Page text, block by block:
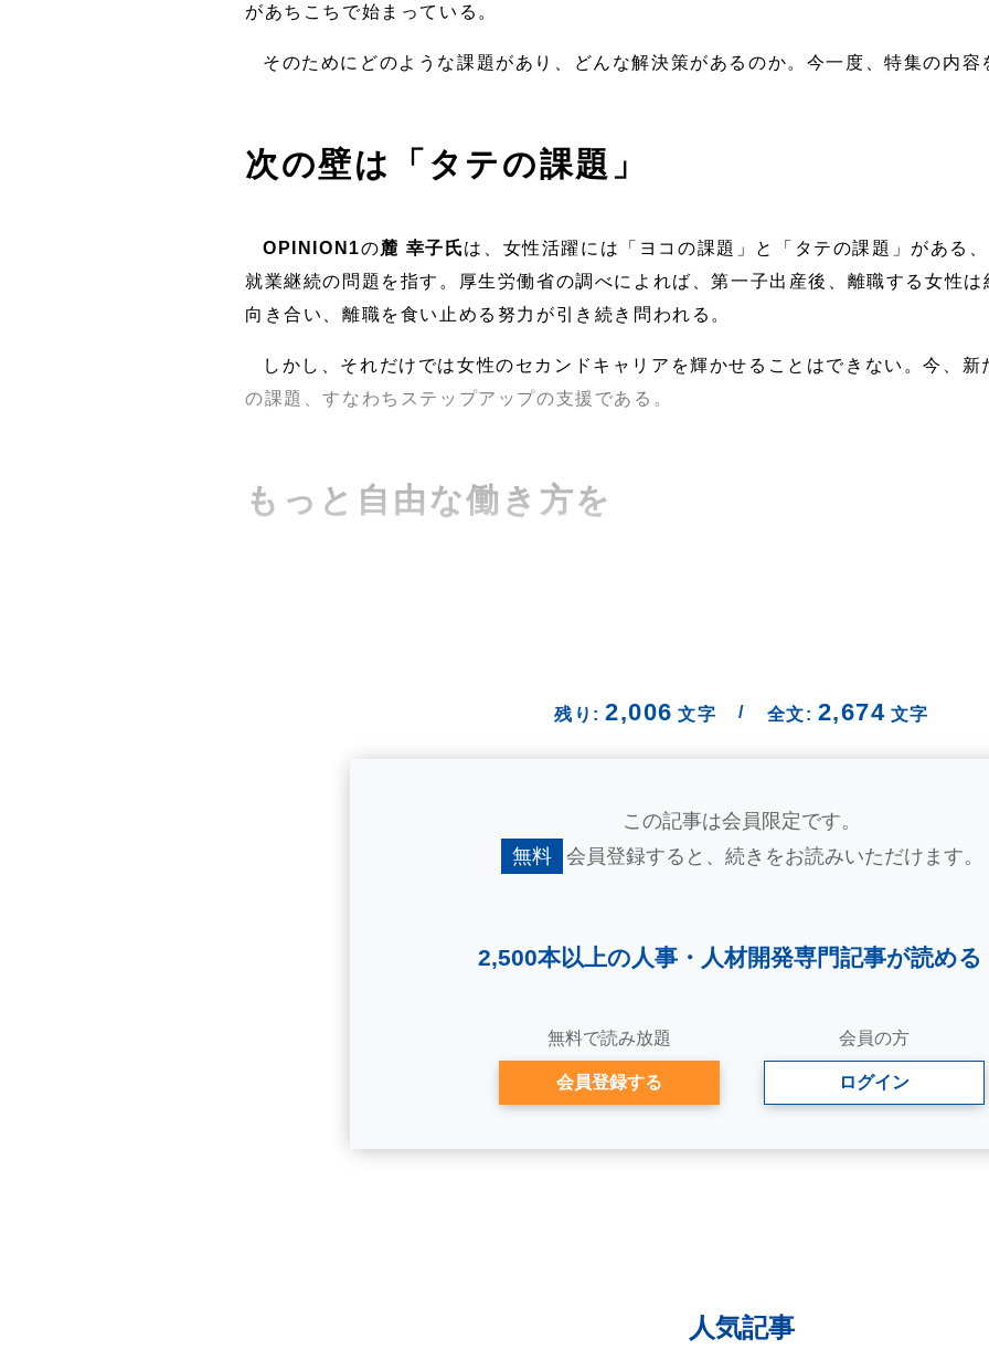
があちこちで始まっている。
そのためにどのような課題があり、どんな解決策があるのか。今一度、特集の内
次の壁は「タテの課題」
OPINION1の麓 幸子氏は、女性活躍には「ヨコの課題」と「タテの課題」がある
就業継続の問題を指す。厚生労働省の調べによれば、第一子出産後、離職する女性
向き合い、離職を食い止める努力が引き続き問われる。
しかし、それだけでは女性のセカンドキャリアを輝かせることはできない。今、
の課題、すなわちステップアップの支援である。
もっと自由な働き方を
残り: 2,006 文字 / 全文: 2,674 文字
この記事は会員限定です。
無料
会員登録すると、 続きをお読みいただけます。
2,500本以上の人事・ 人材開発専門記事が読める
無料で読み放題
会員登録する
会員の方
ログイン
人気記事